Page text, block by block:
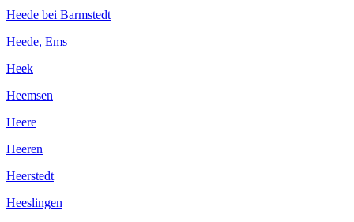
Heede bei Barmstedt
Heede, Ems
Heek
Heemsen
Heere
Heeren
Heerstedt
Heeslingen